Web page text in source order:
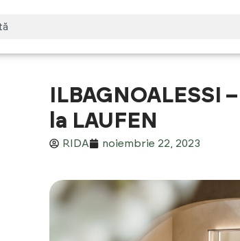
la LAUFEN
RIDA noiembrie 22, 2023